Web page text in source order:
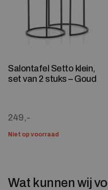
Salontafel Setto klein,
set van 2 stuks – Goud
249,-
Niet op voorraad
Wat kunnen wij